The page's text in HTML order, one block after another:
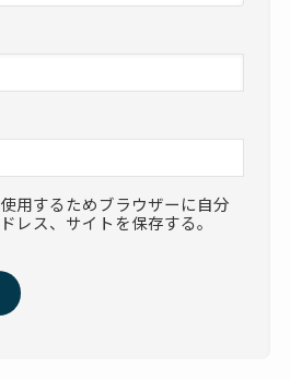
用するためブラウザーに自分
レス、サイトを保存する。